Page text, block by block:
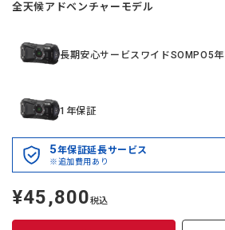
全天候アドベンチャーモデル
長期安心サービスワイドSOMPO5年
1年保証
5年保証延長サービス
※追加費用あり
定
価
¥45,800税込